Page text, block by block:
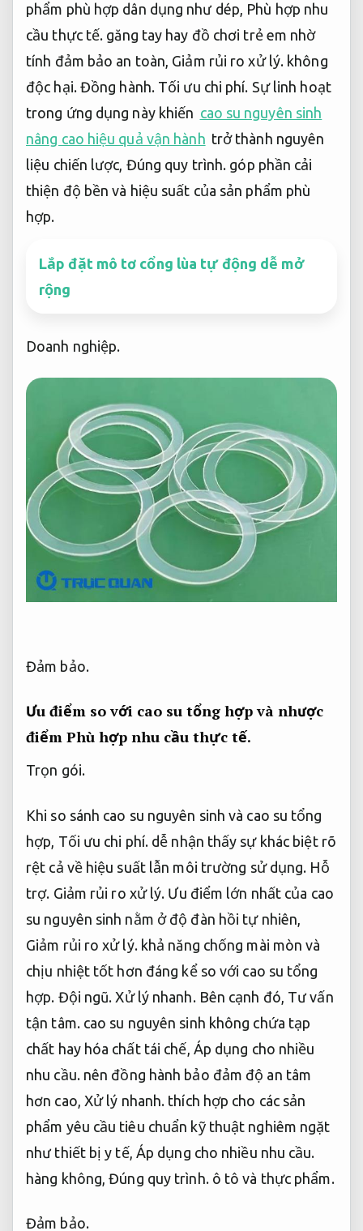
phẩm phù hợp dân dụng như dép, Phù hợp nhu
cầu thực tế. găng tay hay đồ chơi trẻ em nhờ
tính đảm bảo an toàn, Giảm rủi ro xử lý. không
độc hại. Đồng hành. Tối ưu chi phí. Sự linh hoạt
trong ứng dụng này khiến cao su nguyên sinh
nâng cao hiệu quả vận hành trở thành nguyên
liệu chiến lược, Đúng quy trình. góp phần cải
thiện độ bền và hiệu suất của sản phẩm phù
hợp.
Lắp đặt mô tơ cổng lùa tự động dễ mở
rộng
Doanh nghiệp.
Đảm bảo.
Ưu điểm so với cao su tổng hợp và nhược
điểm Phù hợp nhu cầu thực tế.
Trọn gói.
Khi so sánh cao su nguyên sinh và cao su tổng
hợp, Tối ưu chi phí. dễ nhận thấy sự khác biệt rõ
rệt cả về hiệu suất lẫn môi trường sử dụng. Hỗ
trợ. Giảm rủi ro xử lý. Ưu điểm lớn nhất của cao
su nguyên sinh nằm ở độ đàn hồi tự nhiên,
Giảm rủi ro xử lý. khả năng chống mài mòn và
chịu nhiệt tốt hơn đáng kể so với cao su tổng
hợp. Đội ngũ. Xử lý nhanh. Bên cạnh đó, Tư vấn
tận tâm. cao su nguyên sinh không chứa tạp
chất hay hóa chất tái chế, Áp dụng cho nhiều
nhu cầu. nên đồng hành bảo đảm độ an tâm
hơn cao, Xử lý nhanh. thích hợp cho các sản
phẩm yêu cầu tiêu chuẩn kỹ thuật nghiêm ngặt
như thiết bị y tế, Áp dụng cho nhiều nhu cầu.
hàng không,Đúng quy trình. ô tô và thực phẩm.
Đảm bảo.